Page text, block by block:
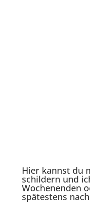
Hier kannst du
schildern und
Wochenenden
spätestens